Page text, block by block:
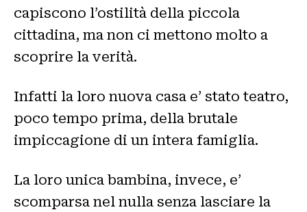
capiscono l’ostilità della piccola
cittadina, ma non ci mettono molto a
scoprire la verità.
Infatti la loro nuova casa e’ stato teatro,
poco tempo prima, della brutale
impiccagione di un intera famiglia.
La loro unica bambina, invece, e’
scomparsa nel nulla senza lasciare la